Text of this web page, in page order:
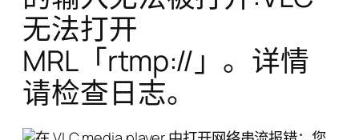
无法打开
MRL「rtmp://」。详情
请检查日志。